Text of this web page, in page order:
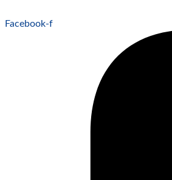
Facebook-f